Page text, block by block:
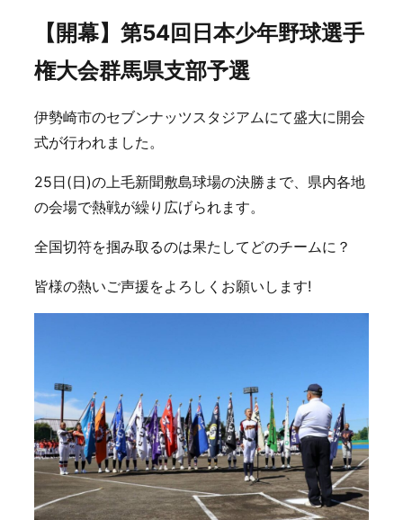
【開幕】第54回日本少年野球選手
権大会群馬県支部予選
伊勢崎市のセブンナッツスタジアムにて盛大に開会
式が行われました。
25日(日)の上毛新聞敷島球場の決勝まで、県内各地
の会場で熱戦が繰り広げられます。
全国切符を掴み取るのは果たしてどのチームに？
皆様の熱いご声援をよろしくお願いします!